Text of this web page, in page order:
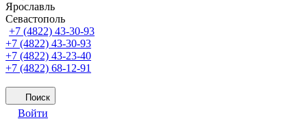
Ярославль
Севастополь
+7 (4822) 43-30-93
+7 (4822) 43-30-93
+7 (4822) 43-23-40
+7 (4822) 68-12-91
Поиск
Войти